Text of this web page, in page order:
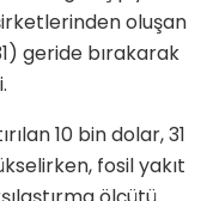
oluşan
geride bırakarak
10 bin dolar, 31
fosil yakıt